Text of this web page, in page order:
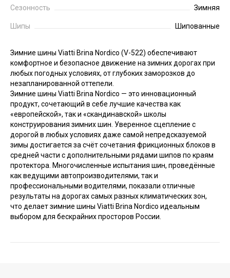
Сезонность Зимняя
Шипы Шипованные
Зимние шины Viatti Brina Nordico (V-522) обеспечивают
комфортное и безопасное движение на зимних дорогах при
любых погодных условиях, от глубоких заморозков до
незапланированной оттепели.
Зимние шины Viatti Brina Nordico — это инновационный
продукт, сочетающий в себе лучшие качества как
«европейской», так и «скандинавской» школы
конструирования зимних шин. Уверенное сцепление с
дорогой в любых условиях даже самой непредсказуемой
зимы достигается за счёт сочетания фрикционных блоков в
средней части с дополнительными рядами шипов по краям
протектора. Многочисленные испытания шин, проведённые
как ведущими автопроизводителями, так и
профессиональными водителями, показали отличные
результаты на дорогах самых разных климатических зон,
что делает зимние шины Viatti Brina Nordico идеальным
выбором для бескрайних просторов России.